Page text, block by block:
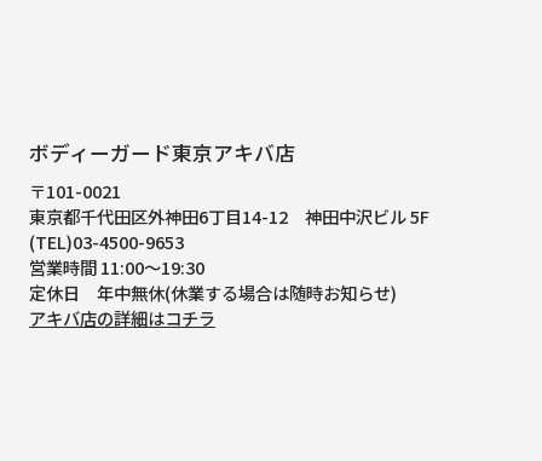
ボディーガード東京アキバ店
〒101-0021
東京都千代田区外神田6丁目14-12 神田中沢ビル 5F
(TEL)03-4500-9653
営業時間 11:00～19:30
定休日 年中無休(休業する場合は随時お知らせ)
アキバ店の詳細はコチラ